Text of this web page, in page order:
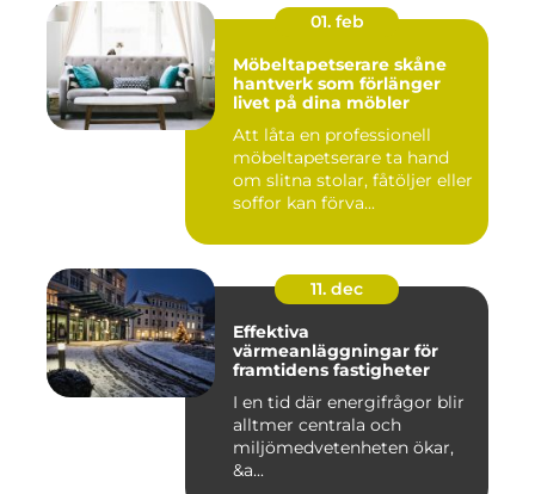
01. feb
Möbeltapetserare skåne
hantverk som förlänger
livet på dina möbler
Att låta en professionell
möbeltapetserare ta hand
om slitna stolar, fåtöljer eller
soffor kan förva...
11. dec
Effektiva
värmeanläggningar för
framtidens fastigheter
I en tid där energifrågor blir
alltmer centrala och
miljömedvetenheten ökar,
&a...